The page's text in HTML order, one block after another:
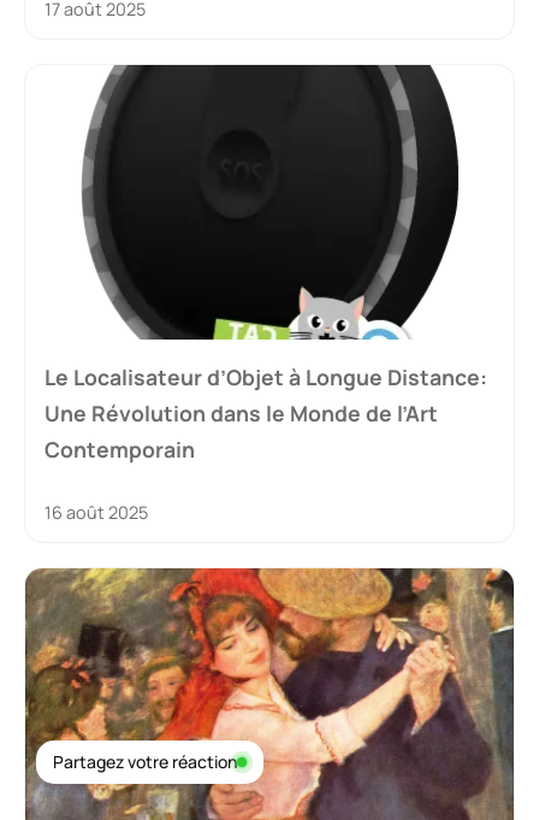
17 août 2025
Le Localisateur d’Objet à Longue Distance:
Une Révolution dans le Monde de l’Art
Contemporain
16 août 2025
Partagez votre réaction